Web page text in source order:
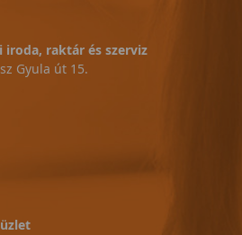
iroda, raktár és szerviz
Gyula út 15.